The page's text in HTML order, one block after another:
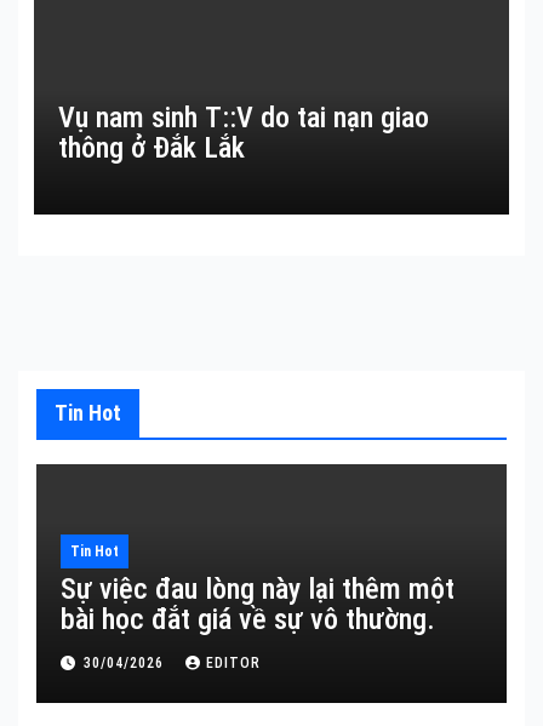
Vụ nam sinh T::V do tai nạn giao
thông ở Đắk Lắk
Tin Hot
Tin Hot
Sự việc đau lòng này lại thêm một
bài học đắt giá về sự vô thường.
30/04/2026 EDITOR